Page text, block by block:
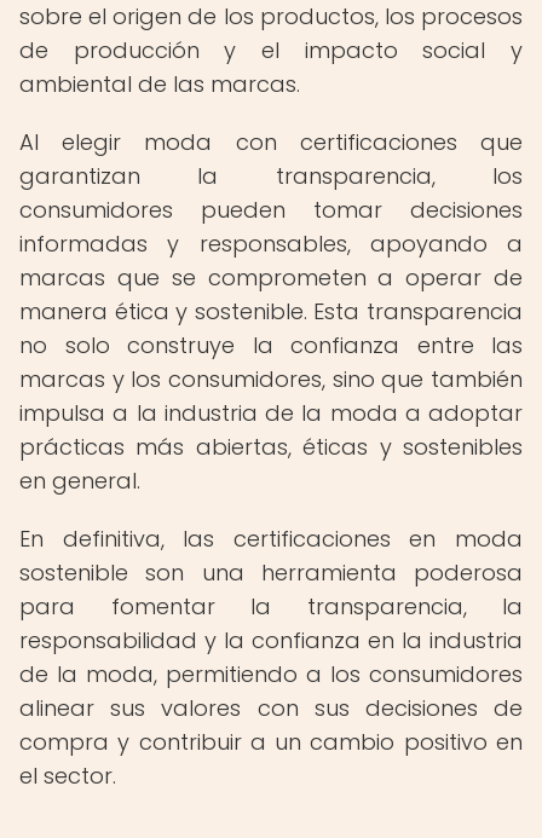
sobre el origen de los productos, los procesos
de producción y el impacto social y
ambiental de las marcas.
Al elegir moda con certificaciones que
garantizan la transparencia, los
consumidores pueden tomar decisiones
informadas y responsables, apoyando a
marcas que se comprometen a operar de
manera ética y sostenible. Esta transparencia
no solo construye la confianza entre las
marcas y los consumidores, sino que también
impulsa a la industria de la moda a adoptar
prácticas más abiertas, éticas y sostenibles
en general.
En definitiva, las certificaciones en moda
sostenible son una herramienta poderosa
para fomentar la transparencia, la
responsabilidad y la confianza en la industria
de la moda, permitiendo a los consumidores
alinear sus valores con sus decisiones de
compra y contribuir a un cambio positivo en
el sector.